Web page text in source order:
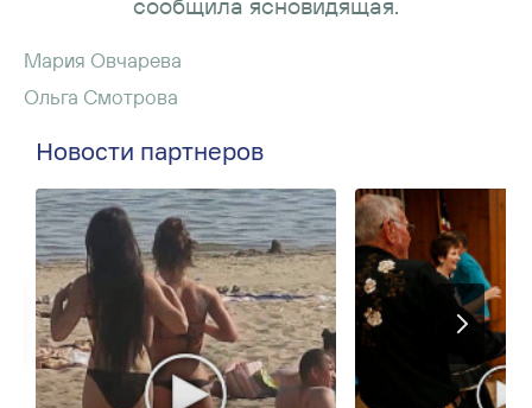
Мария Овчарева
Ольга Смотрова
Новости партнеров